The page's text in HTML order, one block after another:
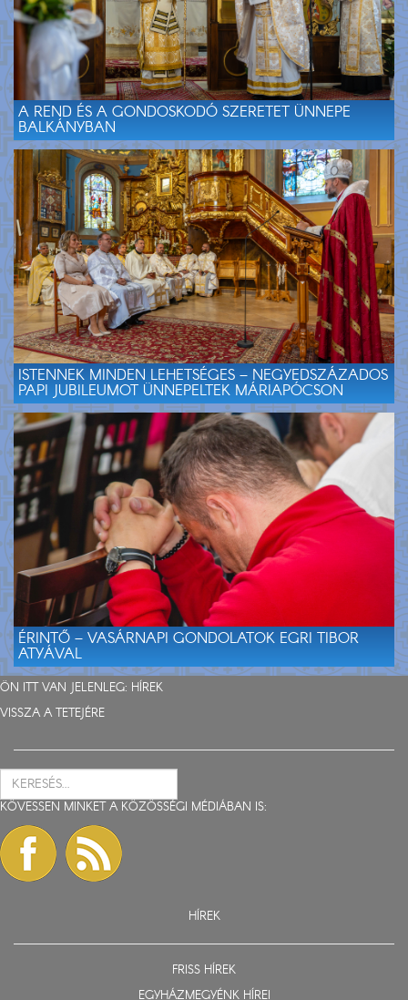
A REND ÉS A GONDOSKODÓ SZERETET ÜNNEPE
BALKÁNYBAN
ISTENNEK MINDEN LEHETSÉGES – NEGYEDSZÁZADOS
PAPI JUBILEUMOT ÜNNEPELTEK MÁRIAPÓCSON
ÉRINTŐ – VASÁRNAPI GONDOLATOK EGRI TIBOR
ATYÁVAL
ÖN ITT VAN JELENLEG: HÍREK
VISSZA A TETEJÉRE
KÖVESSEN MINKET A KÖZÖSSÉGI MÉDIÁBAN IS:
HÍREK
FRISS HÍREK
EGYHÁZMEGYÉNK HÍREI